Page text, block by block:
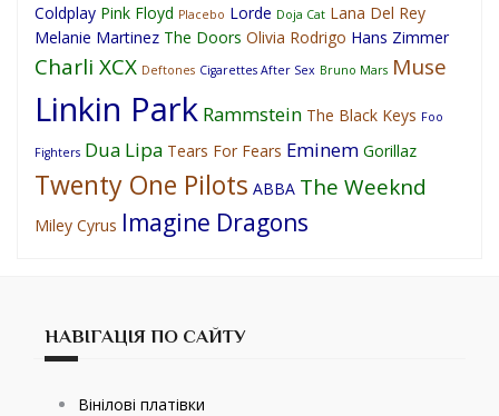
Coldplay Pink Floyd Placebo Lorde Doja Cat Lana Del Rey
Melanie Martinez The Doors Olivia Rodrigo Hans Zimmer
Charli XCX Deftones Cigarettes After Sex Bruno Mars Muse
Linkin Park Rammstein The Black Keys Foo
Fighters Dua Lipa Tears For Fears Eminem Gorillaz
Twenty One Pilots ABBA The Weeknd
Miley Cyrus Imagine Dragons
НАВІГАЦІЯ ПО САЙТУ
Вінілові платівки